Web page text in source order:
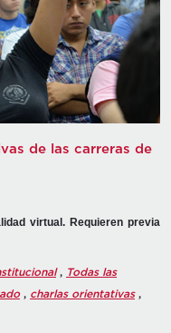
de las carreras de
virtual. Requieren previa
, Todas las
, charlas orientativas,